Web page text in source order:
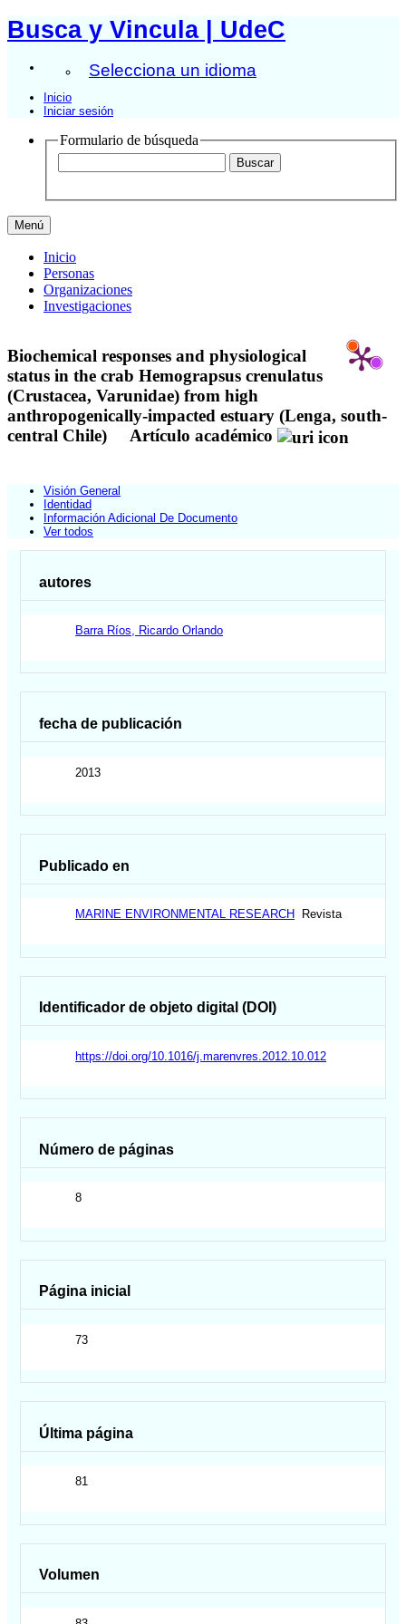
Busca y Vincula | UdeC
Selecciona un idioma
Inicio
Iniciar sesión
Formulario de búsqueda
Menú
Inicio
Personas
Organizaciones
Investigaciones
Biochemical responses and physiological
status in the crab Hemograpsus crenulatus
(Crustacea, Varunidae) from high
anthropogenically-impacted estuary (Lenga, south-
central Chile)
Artículo académico
Visión General
Identidad
Información Adicional De Documento
Ver todos
autores
Barra Ríos, Ricardo Orlando
fecha de publicación
2013
Publicado en
MARINE ENVIRONMENTAL RESEARCH Revista
Identificador de objeto digital (DOI)
https://doi.org/10.1016/j.marenvres.2012.10.012
Número de páginas
8
Página inicial
73
Última página
81
Volumen